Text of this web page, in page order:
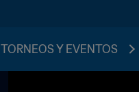
TORNEOS Y EVENTOS